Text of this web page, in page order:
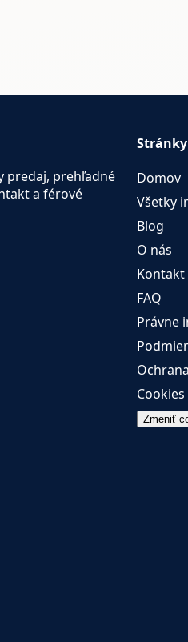
predaj, prehľadné
a férové
Stránky
Domov
Všetky
Blog
O nás
Kontakt
FAQ
Právne
Cookies
Zmeniť